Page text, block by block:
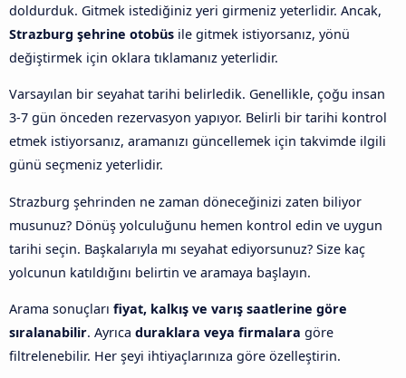
doldurduk. Gitmek istediğiniz yeri girmeniz yeterlidir. Ancak,
Strazburg şehrine otobüs ile gitmek istiyorsanız, yönü
değiştirmek için oklara tıklamanız yeterlidir.
Varsayılan bir seyahat tarihi belirledik. Genellikle, çoğu insan
3-7 gün önceden rezervasyon yapıyor. Belirli bir tarihi kontrol
etmek istiyorsanız, aramanızı güncellemek için takvimde ilgili
günü seçmeniz yeterlidir.
Strazburg şehrinden ne zaman döneceğinizi zaten biliyor
musunuz? Dönüş yolculuğunu hemen kontrol edin ve uygun
tarihi seçin. Başkalarıyla mı seyahat ediyorsunuz? Size kaç
yolcunun katıldığını belirtin ve aramaya başlayın.
Arama sonuçları fiyat, kalkış ve varış saatlerine göre
sıralanabilir. Ayrıca duraklara veya firmalara göre
filtrelenebilir. Her şeyi ihtiyaçlarınıza göre özelleştirin.